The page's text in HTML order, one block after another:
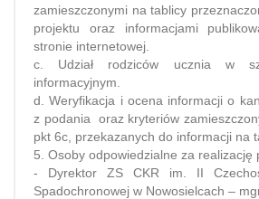
zamieszczonymi na tablicy
projektu oraz informacjami
stronie internetowej.
c. Udział rodziców ucznia w
informacyjnym.
d. Weryfikacja i ocena informacji o
z podania oraz kryteriów
pkt 6c, przekazanych do informacji na
5. Osoby odpowiedzialne za realizację
- Dyrektor ZS CKR im. II
Spadochronowej w Nowosielcach –